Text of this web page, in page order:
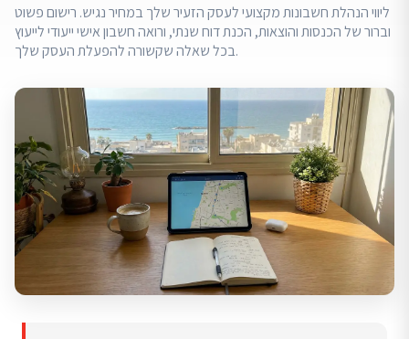
ליווי הנהלת חשבונות מקצועי לעסק הזעיר שלך במחיר נגיש. רישום פשוט
וברור של הכנסות והוצאות, הכנת דוח שנתי, ורואה חשבון אישי ייעודי לייעוץ
בכל שאלה שקשורה להפעלת העסק שלך.